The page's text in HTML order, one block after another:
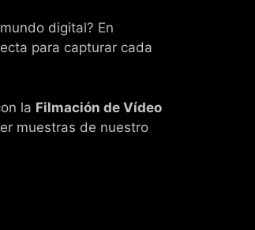
digital? En
para capturar cada
la Filmación de Vídeo
muestras de nuestro